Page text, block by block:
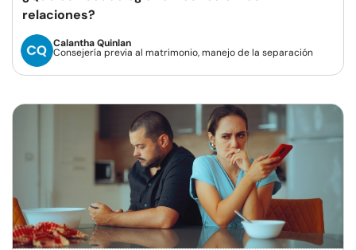
relaciones?
Calantha Quinlan
Consejería previa al matrimonio, manejo de la separación